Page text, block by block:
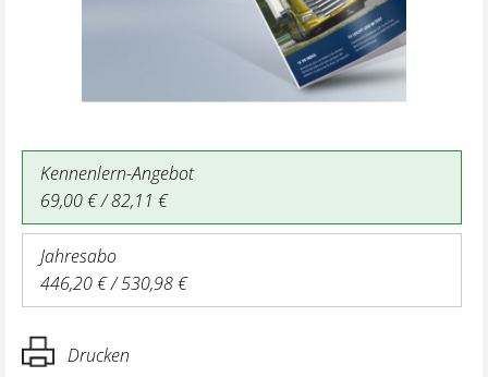
Kennenlern-Angebot
69,00 € / 82,11 €
Jahresabo
446,20 € / 530,98 €
Drucken